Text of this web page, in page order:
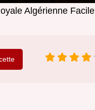
Algérienne Facile